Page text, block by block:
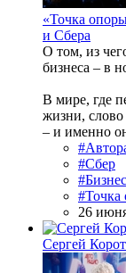
«Точка
и Сбера
О том, из
бизнеса – в
В мире, где
жизни, слово
– и именно
#Сбер
#Точка
26
Сергей